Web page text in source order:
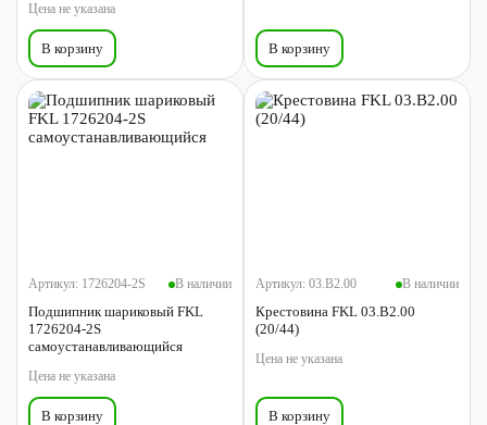
Цена не указана
В корзину В корзину
Артикул: 1726204-2S В наличии
Подшипник шариковый FKL
1726204-2S
самоустанавливающийся
Цена не указана
В корзину
Артикул: 03.B2.00 В наличии
Крестовина FKL 03.B2.00
(20/44)
Цена не указана
В корзину